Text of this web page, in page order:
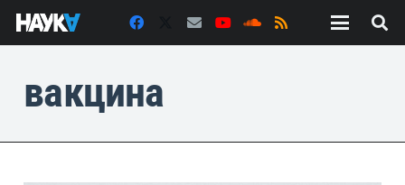
вакцина